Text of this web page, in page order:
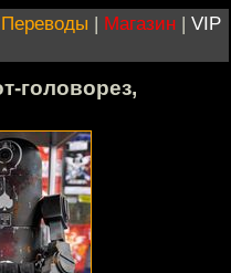
Переводы | Магазин | VIP
головорез,